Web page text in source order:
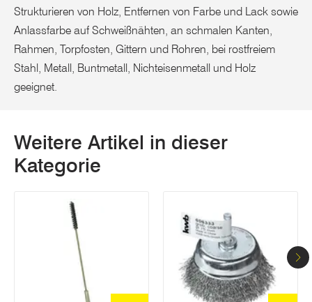
Strukturieren von Holz, Entfernen von Farbe und Lack sowie
Anlassfarbe auf Schweißnähten, an schmalen Kanten,
Rahmen, Torpfosten, Gittern und Rohren, bei rostfreiem
Stahl, Metall, Buntmetall, Nichteisenmetall und Holz
geeignet.
Weitere Artikel in dieser
Kategorie